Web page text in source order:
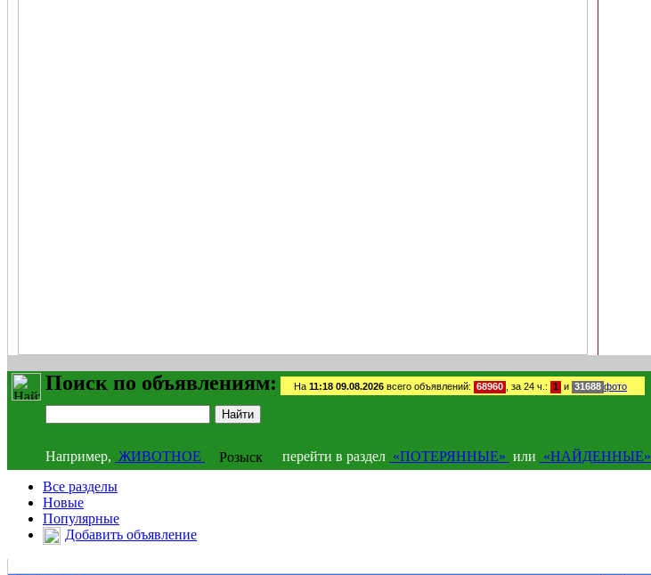
Поиск по объявлениям: На 11:18 09.08.2026 всего объявлений: 68960 за 24 ч.: 1 и 31688 фото
Например, ЖИВОТНОЕ перейти в раздел «ПОТЕРЯННЫЕ» или «НАЙДЕННЫЕ»
Все разделы
Новые
Популярные
Добавить объявление